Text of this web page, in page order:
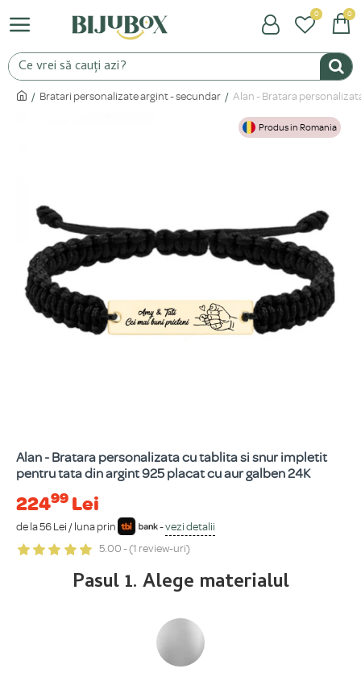
0 0
Bratari personalizate argint - secundar Alan - Bratara
Produs in Romania
Alan - Bratara personalizata cu tablita si snur impletit
pentru tata din argint 925 placat cu aur galben 24K
22499 Lei
de la 56 Lei / luna prin -vezi detalii
5.00 - (1 review-uri)
Pasul 1. Alege materialul